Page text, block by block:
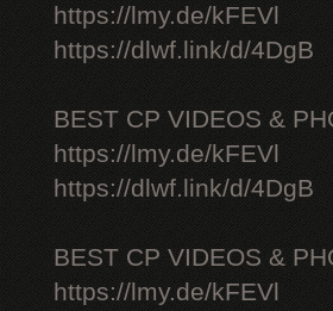
https://lmy.de/kFEVl
https://dlwf.link/d/4DgB
BEST CP VIDEOS &
https://lmy.de/kFEVl
https://dlwf.link/d/4DgB
BEST CP VIDEOS &
https://lmy.de/kFEVl